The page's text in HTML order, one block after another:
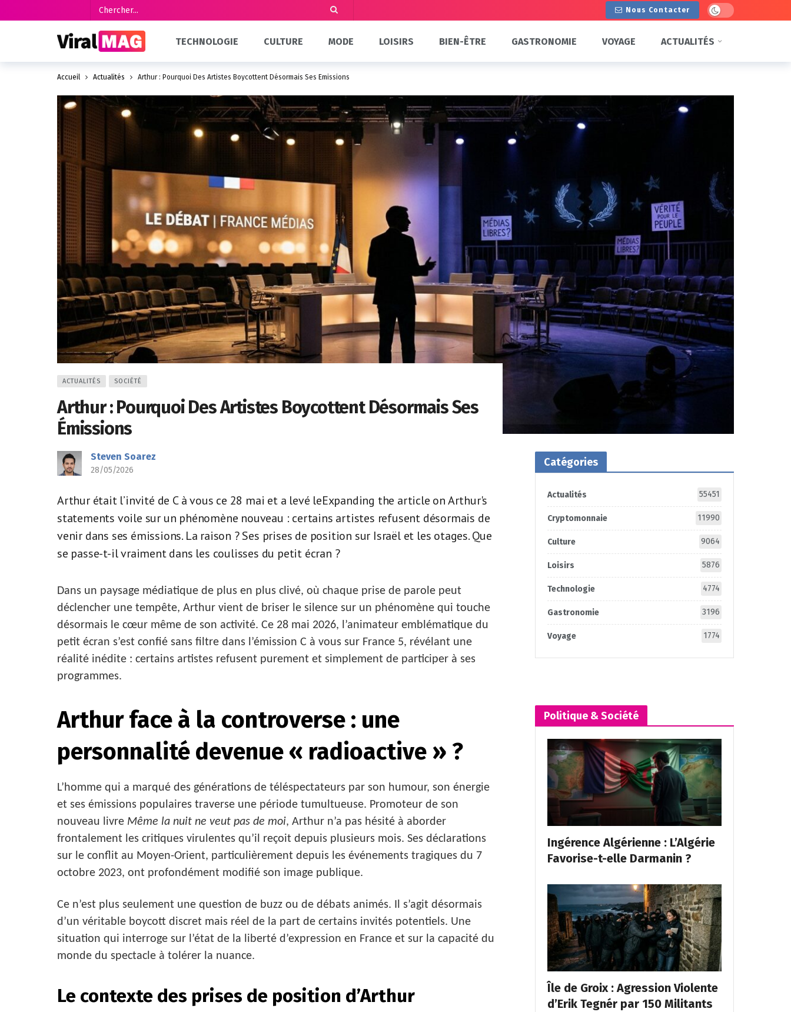
Nous Contacter Dark mode
TECHNOLOGIE CULTURE MODE LOISIRS BIEN-ÊTRE GASTRONOMIE VOYAGE ACTUALITÉS
Accueil Actualités Arthur : Pourquoi Des Artistes Boycottent Désormais Ses Émissions
ACTUALITÉS SOCIÉTÉ
Arthur : Pourquoi Des Artistes Boycottent Désormais Ses
Émissions
Steven Soarez
28/05/2026
Arthur était l’invité de C à vous ce 28 mai et a levé leExpanding the article on Arthur's
statements voile sur un phénomène nouveau : certains artistes refusent désormais de
venir dans ses émissions. La raison ? Ses prises de position sur Israël et les otages. Que
se passe-t-il vraiment dans les coulisses du petit écran ?
Dans un paysage médiatique de plus en plus clivé, où chaque prise de parole peut
déclencher une tempête, Arthur vient de briser le silence sur un phénomène qui touche
désormais le cœur même de son activité. Ce 28 mai 2026, l’animateur emblématique du
petit écran s’est confié sans filtre dans l’émission C à vous sur France 5, révélant une
réalité inédite : certains artistes refusent purement et simplement de participer à ses
programmes.
Arthur face à la controverse : une
personnalité devenue « radioactive » ?
L’homme qui a marqué des générations de téléspectateurs par son humour, son énergie
et ses émissions populaires traverse une période tumultueuse. Promoteur de son
nouveau livre Même la nuit ne veut pas de moi, Arthur n’a pas hésité à aborder
frontalement les critiques virulentes qu’il reçoit depuis plusieurs mois. Ses déclarations
sur le conflit au Moyen-Orient, particulièrement depuis les événements tragiques du 7
octobre 2023, ont profondément modifié son image publique.
Ce n’est plus seulement une question de buzz ou de débats animés. Il s’agit désormais
d’un véritable boycott discret mais réel de la part de certains invités potentiels. Une
situation qui interroge sur l’état de la liberté d’expression en France et sur la capacité du
monde du spectacle à tolérer la nuance.
Le contexte des prises de position d’Arthur
Catégories
Actualités 55451
Cryptomonnaie 11990
Culture 9064
Loisirs 5876
Technologie 4774
Gastronomie 3196
Voyage 1774
Politique & Société
Ingérence Algérienne : L’Algérie
Favorise-t-elle Darmanin ?
Île de Groix : Agression Violente
d’Erik Tegnér par 150 Militants